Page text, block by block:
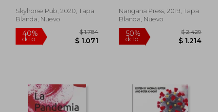
40%
dcto. $ 1.413
50%
dcto. $
to you and Your
Family (en Inglés)
Skyhorse Pub, 2020, Tapa
Blanda, Nuevo
Nangana Press, 2019, Tapa
Blanda, Nuevo